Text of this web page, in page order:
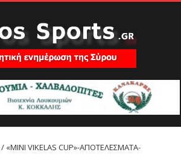
/ «MINI VIKELAS CUP»-ΑΠΟΤΕΛΕΣΜΑΤΑ-